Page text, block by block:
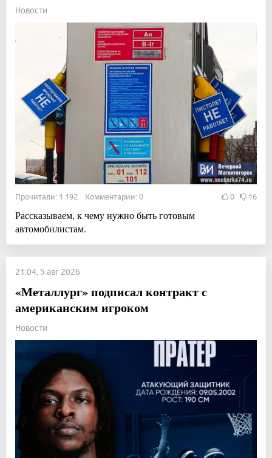
Новости
Прочитали: 1 192 Комментарии: 0 0 16
Рассказываем, к чему нужно быть готовым
автомобилистам.
21:04, 5 авг 2026
«Металлург» подписал контракт с
американским игроком
Новости